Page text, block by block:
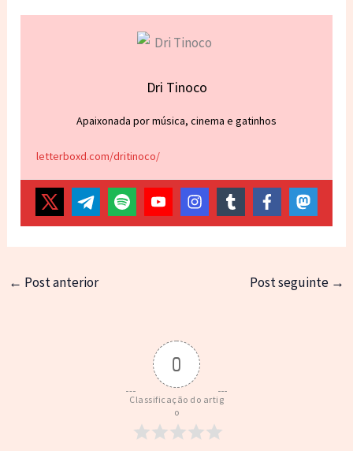
Dri Tinoco
Apaixonada por música, cinema e gatinhos
letterboxd.com/dritinoco/
← Post anterior Post seguinte →
0
Classificação do artig
o